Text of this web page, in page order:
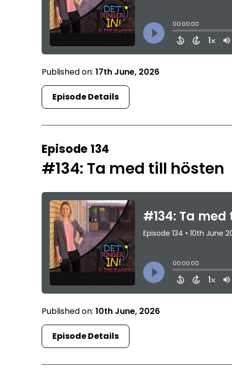
Published on:17th June, 2026
Episode Details
Episode 134
#134: Ta med till hösten
Published on:10th June, 2026
Episode Details